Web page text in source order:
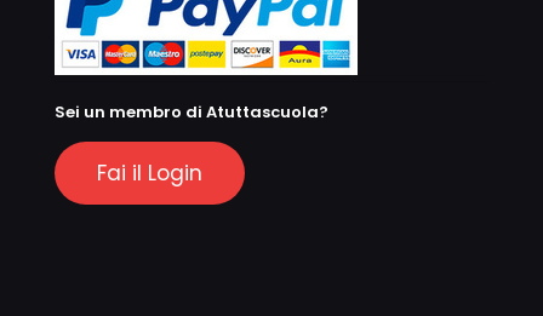
Sei un membro di Atuttascuola?
Fai il Login